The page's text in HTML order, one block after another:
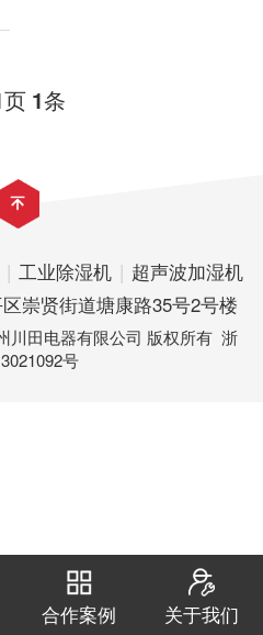
页 1条
| 工业除湿机 | 超声波加湿机
崇贤街道塘康路35号2号楼
川田电器有限公司 版权所有 浙
号
合作案例 关于我们